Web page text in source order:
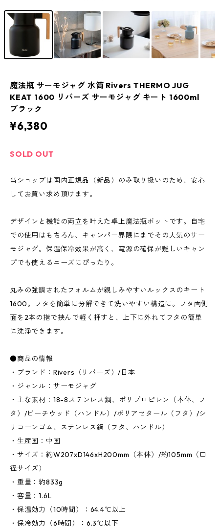
魔法瓶 サーモジャグ 水筒 Rivers THERMO JUG
KEAT 1600 リバーズ サーモジャグ キート 1600ml
ブラック
¥6,380
SOLD OUT
当ショップは国内正規品（新品）のみ取り扱いのため、安心
してお買い求め頂けます。
デザインと機能の両立を叶えた卓上魔法瓶ポットです。自宅
での使用はもちろん、キャンパー界隈にまでその人気のサー
モジャグ。保温保冷効果が高く、電源の確保が難しいキャン
プでも使えるニーズにぴったり。
丸みの強調されたフォルムが親しみやすいルックスのキート
1600。フタを簡単に分解できて洗いやすい構造に。フタ両側
面を2本の指で挟んで軽く押すと、上下に外れてフタの簡単
に洗浄できます。
●商品の情報
・ブランド：Rivers（リバーズ）/日本
・ジャンル：サーモジャグ
・主な素材：18-8ステンレス鋼、ポリプロピレン（本体、フ
タ）/ビーチウッド（ハンドル）/ポリアセタール（フタ）/シ
リコーンゴム、ステンレス鋼（フタ、ハンドル）
・生産国：中国
・サイズ：約W207xD146xH200mm（本体）/約105mm（口
径サイズ）
・重量：約833g
・容量：1.6L
・保温効力（10時間）：64.4℃以上
・保冷効力（6時間）：6.3℃以下